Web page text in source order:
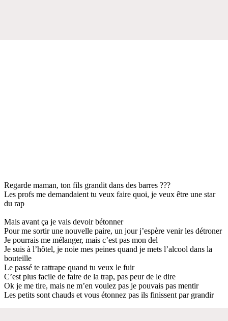
Regarde maman, ton fils grandit dans des barres ???
Les profs me demandaient tu veux faire quoi, je veux être une star
du rap
Mais avant ça je vais devoir bétonner
Pour me sortir une nouvelle paire, un jour j’espère venir les détroner
Je pourrais me mélanger, mais c’est pas mon del
Je suis à l’hôtel, je noie mes peines quand je mets l’alcool dans la
bouteille
Le passé te rattrape quand tu veux le fuir
C’est plus facile de faire de la trap, pas peur de le dire
Ok je me tire, mais ne m’en voulez pas je pouvais pas mentir
Les petits sont chauds et vous étonnez pas ils finissent par grandir